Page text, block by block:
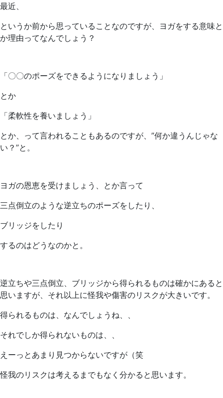
最近、
というか前から思っていることなのですが、ヨガをする意味と
か理由ってなんでしょう？
「〇〇のポーズをできるようになりましょう」
とか
「柔軟性を養いましょう」
とか、って言われることもあるのですが、”何か違うんじゃな
い？”と。
ヨガの恩恵を受けましょう、とか言って
三点倒立のような逆立ちのポーズをしたり、
ブリッジをしたり
するのはどうなのかと。
逆立ちや三点倒立、ブリッジから得られるものは確かにあると
思いますが、それ以上に怪我や傷害のリスクが大きいです。
得られるものは、なんでしょうね、、
それでしか得られないものは、、
えーっとあまり見つからないですが（笑
怪我のリスクは考えるまでもなく分かると思います。